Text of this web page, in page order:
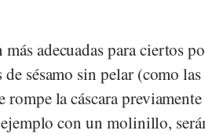
adecuadas para ciertos
sésamo sin pelar (como las
rompe la cáscara
con un molinillo,